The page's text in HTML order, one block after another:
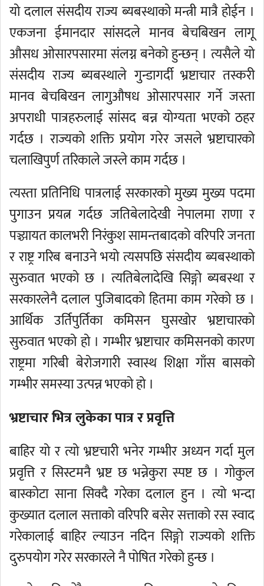
यो दलाल संसदीय राज्य ब्यबस्थाको मन्त्री मात्रै होईन ।
एकजना ईमानदार सांसदले मानव बेचबिखन लागू
औसध ओसारपसारमा संलग्न बनेको हुन्छन् । त्यसैले यो
संसदीय राज्य ब्यबस्थाले गुन्डागर्दी भ्रष्टाचार तस्करी
मानव बेचबिखन लागुऔषध ओसारपसार गर्ने जस्ता
अपराधी पात्रहरुलाई सांसद बन्न योग्यता भएको ठहर
गर्दछ । राज्यको शक्ति प्रयोग गरेर जसले भ्रष्टाचारको
चलाखिपुर्ण तरिकाले जस्ले काम गर्दछ ।
त्यस्ता प्रतिनिधि पात्रलाई सरकारको मुख्य मुख्य पदमा
पुगाउन प्रयत्न गर्दछ जतिबेलादेखी नेपालमा राणा र
पञ्च्यायत कालभरी निरंकुश सामन्तबादको वरिपरि जनता
र राष्ट्र गरिब बनाउने भयो त्यसपछि संसदीय ब्यबस्थाको
सुरुवात भएको छ । त्यतिबेलादेखि सिङ्गो ब्यबस्था र
सरकारलेनै दलाल पुजिबादको हितमा काम गरेको छ ।
आर्थिक उर्तिपुर्तिका कमिसन घुसखोर भ्रष्टाचारको
सुरुवात भएको हो । गम्भीर भ्रष्टाचार कमिसनको कारण
राष्ट्रमा गरिबी बेरोजगारी स्वास्थ शिक्षा गाँस बासको
गम्भीर समस्या उत्पन्न भएको हो ।
भ्रष्टाचार भित्र लुकेका पात्र र प्रवृत्ति
बाहिर यो र त्यो भ्रष्टचारी भनेर गम्भीर अध्यन गर्दा मुल
प्रवृत्ति र सिस्टमनै भ्रष्ट छ भन्नेकुरा स्पष्ट छ । गोकुल
बास्कोटा साना सिक्दै गरेका दलाल हुन । त्यो भन्दा
कुख्यात दलाल सत्ताको वरिपरि बसेर सत्ताको रस स्वाद
गरेकालाई बाहिर ल्याउन नदिन सिङ्गो राज्यको शक्ति
दुरुपयोग गरेर सरकारले नै पोषित गरेको हुन्छ ।